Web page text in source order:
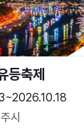
등축제
시